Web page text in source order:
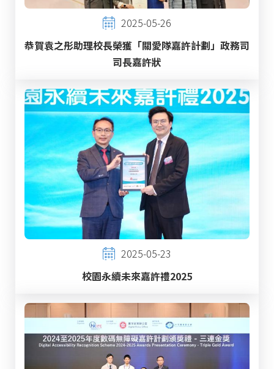
2025-05-26
恭賀袁之彤助理校長榮獲「關愛隊嘉許計劃」政務司
司長嘉許狀
2025-05-23
校園永續未來嘉許禮2025